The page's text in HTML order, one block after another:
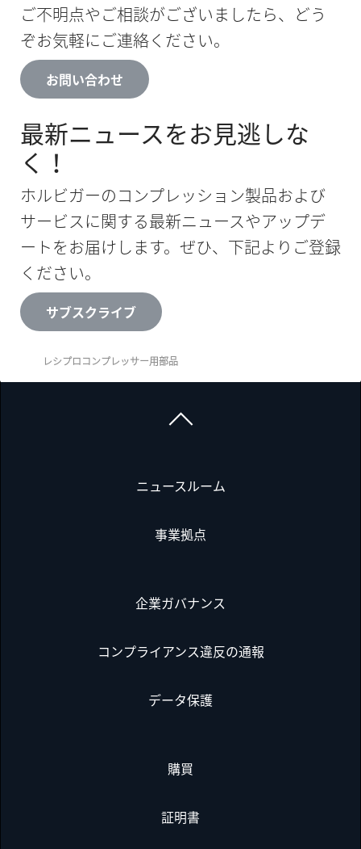
ご不明点やご相談がございましたら、どう
ぞお気軽にご連絡ください。
お問い合わせ
最新ニュースをお見逃しな
く！
ホルビガーのコンプレッション製品および
サービスに関する最新ニュースやアップデ
ートをお届けします。ぜひ、下記よりご登録
ください。
サブスクライブ
レシプロコンプレッサー用部品
ニュースルーム
事業拠点
企業ガバナンス
コンプライアンス違反の通報
データ保護
購買
証明書